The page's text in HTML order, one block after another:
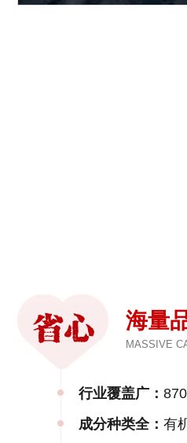
海量
MASSIVE
行业覆盖广：
成分种类全： 有